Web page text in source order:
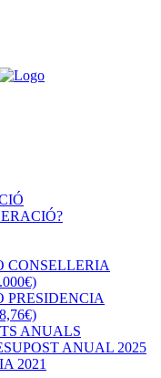
CONSELLERIA
PRESIDENCIA
ANUALS
ANUAL 2025
2021